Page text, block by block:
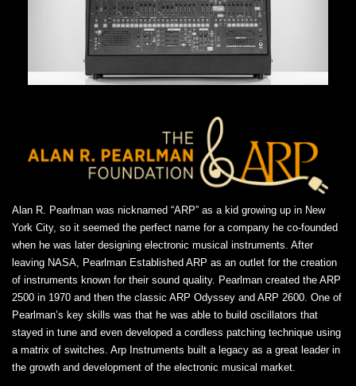
Alan R. Pearlman was nicknamed “ARP” as a kid growing up in New
York City, so it seemed the perfect name for a company he co-founded
when he was later designing electronic musical instruments. After
leaving NASA, Pearlman Established ARP as an outlet for the creation
of instruments known for their sound quality. Pearlman created the ARP
2500 in 1970 and then the classic ARP Odyssey and ARP 2600. One of
Pearlman’s key skills was that he was able to build oscillators that
stayed in tune and even developed a cordless patching technique using
a matrix of switches. Arp Instruments built a legacy as a great leader in
the growth and development of the electronic musical market.